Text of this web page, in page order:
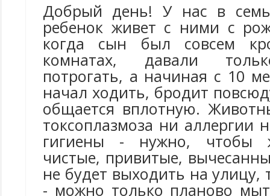
Добрый день! У нас в
ребенок живет с ними с
когда сын был совсем
комнатах, давали
потрогать, а начиная с 10
начал ходить, бродит
общается вплотную.
токсоплазмоза ни аллергии
гигиены - нужно, чтобы
чистые, привитые,
не будет выходить на улицу,
- можно только планово